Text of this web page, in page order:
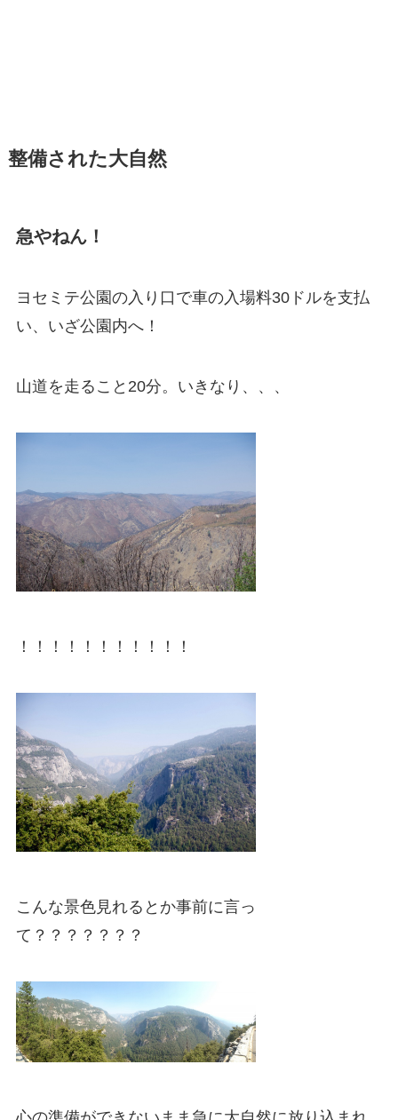
整備された大自然
急やねん！
ヨセミテ公園の入り口で車の入場料30ドルを支払
い、いざ公園内へ！
山道を走ること20分。いきなり、、、
！！！！！！！！！！！
こんな景色見れるとか事前に言っ
て？？？？？？？